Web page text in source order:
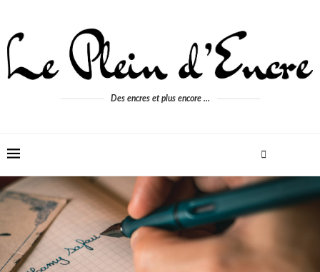
Des encres et plus encore ...